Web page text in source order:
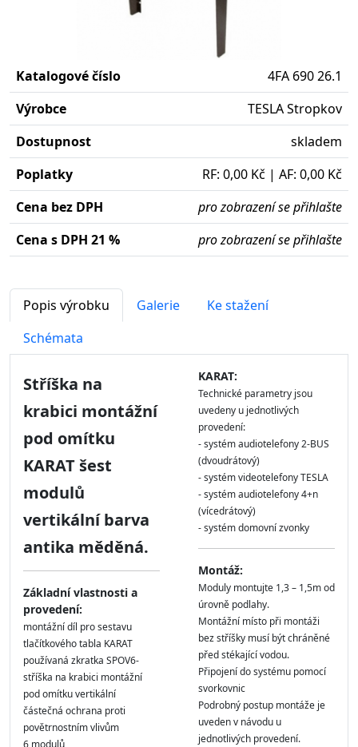
Katalogové číslo
4FA 690 26.1
Výrobce
TESLA Stropkov
Dostupnost
skladem
Poplatky
RF: 0,00 Kč | AF: 0,00 Kč
Cena bez DPH
pro zobrazení se přihlašte
Cena s DPH 21 %
pro zobrazení se přihlašte
Popis výrobku Galerie
Ke stažení
Schémata
Stříška na
krabici montážní
pod omítku
KARAT šest
modulů
vertikální barva
antika měděná.
Základní vlastnosti a
provedení:
montážní díl pro sestavu
tlačítkového tabla KARAT
používaná zkratka SPOV6-
stříška na krabici montážní
pod omítku vertikální
částečná ochrana proti
povětrnostním vlivům
KARAT:
Technické parametry jsou
uvedeny u jednotlivých
provedení:
- systém audiotelefony 2-BUS
(dvoudrátový)
- systém videotelefony TESLA
- systém audiotelefony 4+n
(vícedrátový)
- systém domovní zvonky
Montáž:
Moduly montujte 1,3 – 1,5m od
úrovně podlahy.
Montážní místo při montáži
bez stříšky musí být chráněné
před stékající vodou.
Připojení do systému pomocí
svorkovnic
Podrobný postup montáže je
uveden v návodu u
jednotlivých provedení.